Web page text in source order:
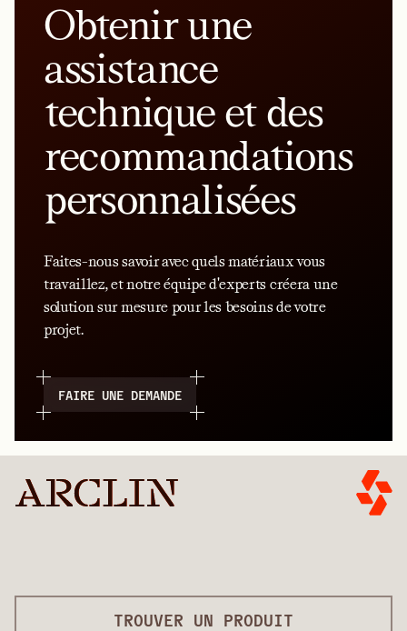
Obtenir une
assistance
technique et des
recommandations
personnalisées
Faites-nous savoir avec quels matériaux vous
travaillez, et notre équipe d'experts créera une
solution sur mesure pour les besoins de votre
projet.
FAIRE UNE DEMANDE
TROUVER UN PRODUIT